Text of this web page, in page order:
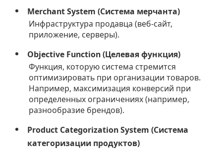
Merchant System (Система мерчанта)
Инфраструктура продавца (веб-сайт,
приложение, серверы).
Objective Function (Целевая функция)
Функция, которую система стремится
оптимизировать при организации товаров.
Например, максимизация конверсий при
определенных ограничениях (например,
разнообразие брендов).
Product Categorization System (Система
категоризации продуктов)